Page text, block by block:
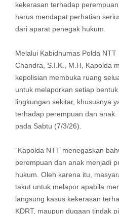
kekerasan terhadap
harus mendapat perhatian
dari aparat penegak hukum.
Melalui Kabidhumas Polda
Chandra, S.I.K., M.H, Kapolda
kepolisian membuka ruang
untuk melaporkan setiap
lingkungan sekitar, khususnya
terhadap perempuan dan
pada Sabtu (7/3/26).
“Kapolda NTT menegaskan
perempuan dan anak menjadi
hukum. Oleh karena itu,
takut untuk melapor apabila
langsung kasus kekerasan
KDRT, maupun dugaan tindak